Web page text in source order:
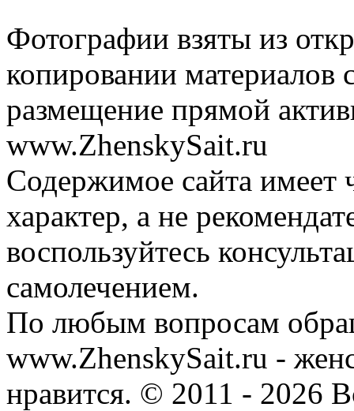
Фотографии взяты из
копировании материалов
размещение прямой
www.ZhenskySait.ru
Содержимое сайта
характер, а не
воспользуйтесь
самолечением.
По любым вопросам
www.ZhenskySait.ru -
нравится. © 2011 - 2026